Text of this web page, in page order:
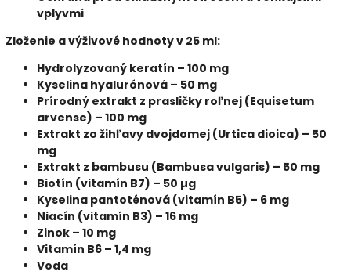
vplyvmi
Zloženie a výživové hodnoty v 25 ml:
Hydrolyzovaný keratín – 100 mg
Kyselina hyalurónová – 50 mg
Prírodný extrakt z prasličky roľnej (Equisetum
arvense) – 100 mg
Extrakt zo žihľavy dvojdomej (Urtica dioica) – 50
mg
Extrakt z bambusu (Bambusa vulgaris) – 50 mg
Biotín (vitamín B7) – 50 µg
Kyselina pantoténová (vitamín B5) – 6 mg
Niacín (vitamín B3) – 16 mg
Zinok – 10 mg
Vitamín B6 – 1,4 mg
Voda